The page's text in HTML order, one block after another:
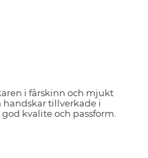
i fårskinn och mjukt
tillverkade i
kvalite och passform.